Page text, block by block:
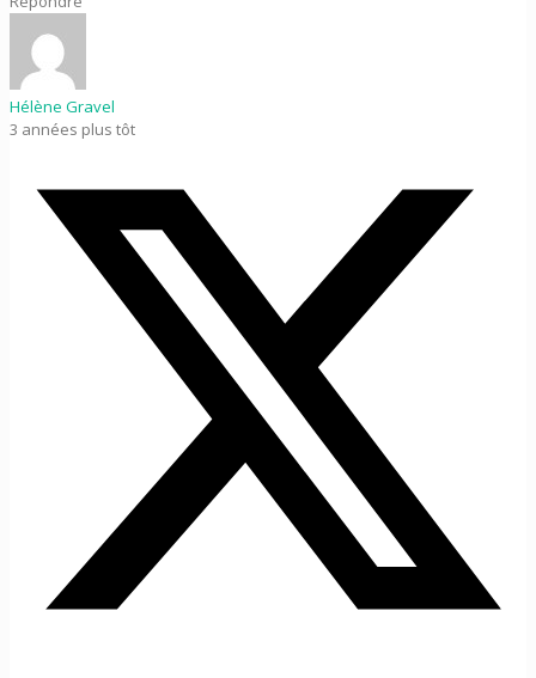
Hélène Gravel
3 années plus tôt